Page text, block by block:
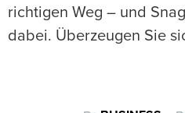
richtigen Weg – und
dabei. Überzeugen Sie